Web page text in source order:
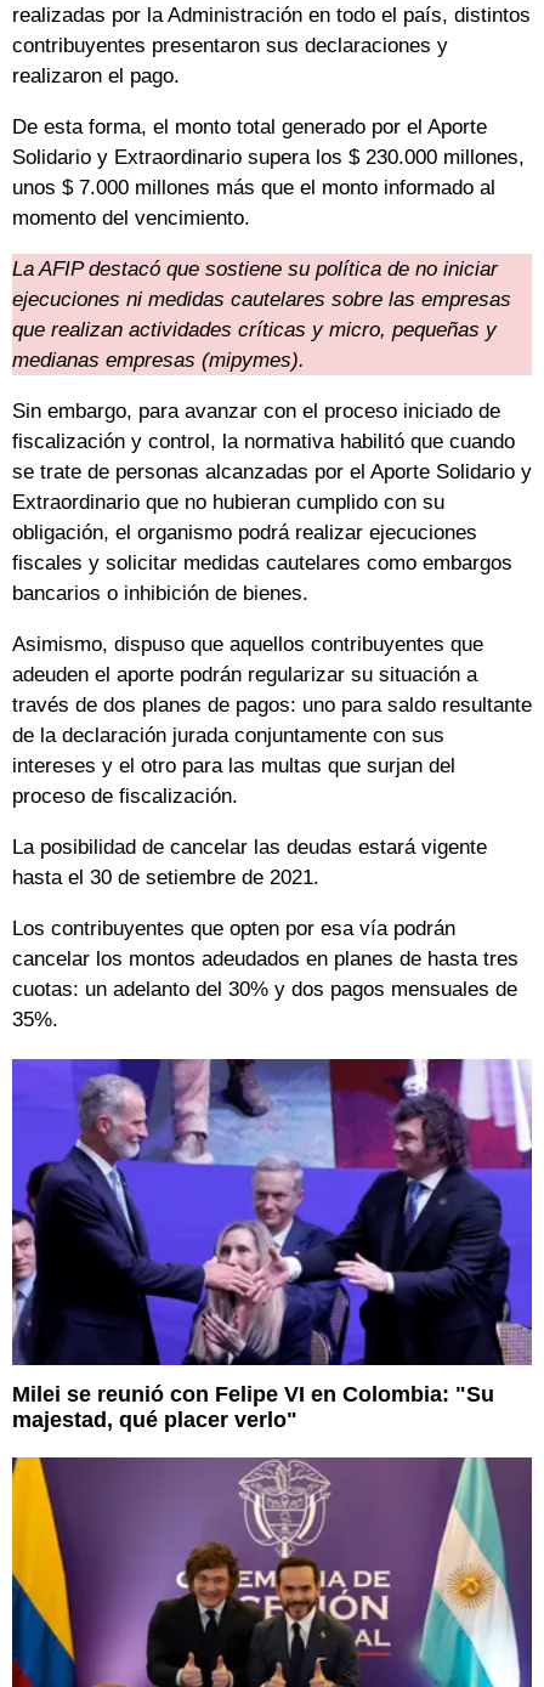
realizadas por la Administración en todo el país, distintos
contribuyentes presentaron sus declaraciones y
realizaron el pago.
De esta forma, el monto total generado por el Aporte
Solidario y Extraordinario supera los $ 230.000 millones,
unos $ 7.000 millones más que el monto informado al
momento del vencimiento.
La AFIP destacó que sostiene su política de no iniciar
ejecuciones ni medidas cautelares sobre las empresas
que realizan actividades críticas y micro, pequeñas y
medianas empresas (mipymes).
Sin embargo, para avanzar con el proceso iniciado de
fiscalización y control, la normativa habilitó que cuando
se trate de personas alcanzadas por el Aporte Solidario y
Extraordinario que no hubieran cumplido con su
obligación, el organismo podrá realizar ejecuciones
fiscales y solicitar medidas cautelares como embargos
bancarios o inhibición de bienes.
Asimismo, dispuso que aquellos contribuyentes que
adeuden el aporte podrán regularizar su situación a
través de dos planes de pagos: uno para saldo resultante
de la declaración jurada conjuntamente con sus
intereses y el otro para las multas que surjan del
proceso de fiscalización.
La posibilidad de cancelar las deudas estará vigente
hasta el 30 de setiembre de 2021.
Los contribuyentes que opten por esa vía podrán
cancelar los montos adeudados en planes de hasta tres
cuotas: un adelanto del 30% y dos pagos mensuales de
35%.
Milei se reunió con Felipe VI en Colombia: "Su
majestad, qué placer verlo"